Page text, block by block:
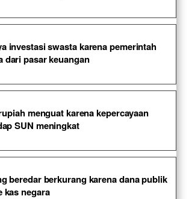
investasi swasta karena pemerintah
dari pasar keuangan
menguat karena kepercayaan
SUN meningkat
beredar berkurang karena dana publik
kas negara